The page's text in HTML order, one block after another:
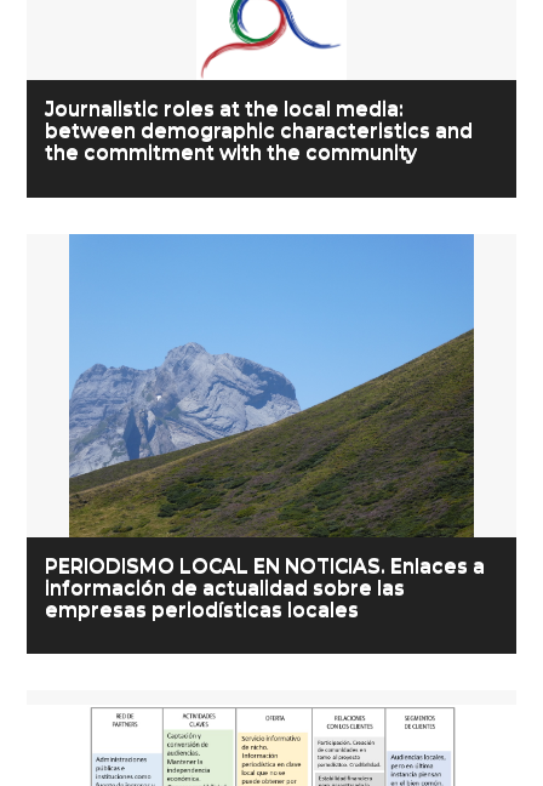
Journalistic roles at the local media:
between demographic characteristics and
the commitment with the community
PERIODISMO LOCAL EN NOTICIAS. Enlaces a
información de actualidad sobre las
empresas periodísticas locales